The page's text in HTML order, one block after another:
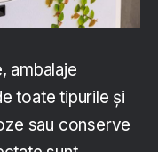
ambalaje
toate tipurile și
sau conserve